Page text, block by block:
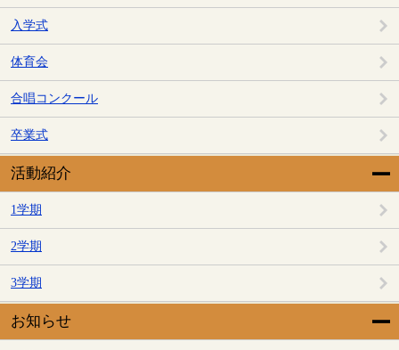
入学式
体育会
合唱コンクール
卒業式
活動紹介
1学期
2学期
3学期
お知らせ